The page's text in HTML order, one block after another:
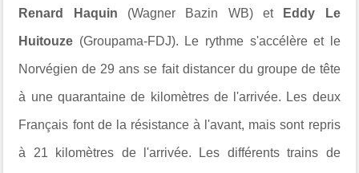
Renard Haquin (Wagner Bazin WB) et Eddy Le
Huitouze (Groupama-FDJ). Le rythme s'accélère et le
Norvégien de 29 ans se fait distancer du groupe de tête
à une quarantaine de kilomètres de l'arrivée. Les deux
Français font de la résistance à l'avant, mais sont repris
à 21 kilomètres de l'arrivée. Les différents trains de